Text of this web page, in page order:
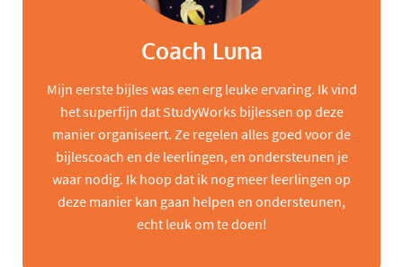
Coach Luna
Mijn eerste bijles was een erg leuke ervaring. Ik vind
het superfijn dat StudyWorks bijlessen op deze
manier organiseert. Ze regelen alles goed voor de
bijlescoach en de leerlingen, en ondersteunen je
waar nodig. Ik hoop dat ik nog meer leerlingen op
deze manier kan gaan helpen en ondersteunen,
echt leuk om te doen!